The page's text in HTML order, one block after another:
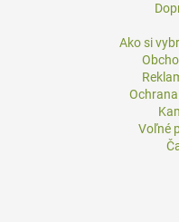
Ako si
Voľné